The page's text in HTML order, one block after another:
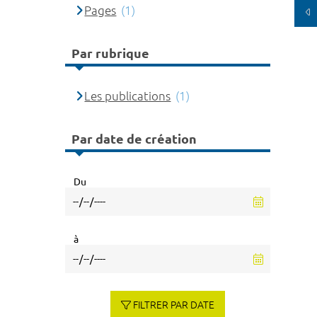
Pages (1)
Par rubrique
Les publications (1)
Par date de création
Du
à
FILTRER PAR DATE